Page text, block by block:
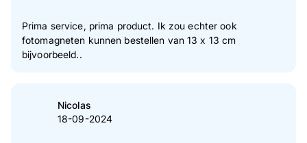
Prima service, prima product. Ik zou echter ook
fotomagneten kunnen bestellen van 13 x 13 cm
bijvoorbeeld..
Nicolas
18-09-2024